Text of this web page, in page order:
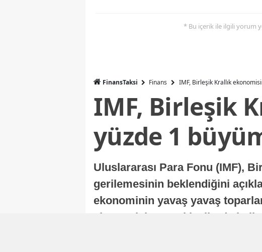
* Bu içerik ile ilgili yorum
FinansTaksi Finans IMF, Birleşik Krallık
IMF, Birleşik
yüzde 1
Uluslararası Para Fonu (IMF),
gerilemesinin beklendiğini
ekonominin yavaş yavaş
ekonomisi, sonraki yıllarda